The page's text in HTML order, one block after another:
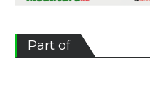
Part of